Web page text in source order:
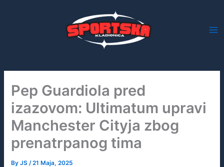
Pep Guardiola pred
izazovom: Ultimatum upravi
Manchester Cityja zbog
prenatrpanog tima
ByJS /21 Maja, 2025